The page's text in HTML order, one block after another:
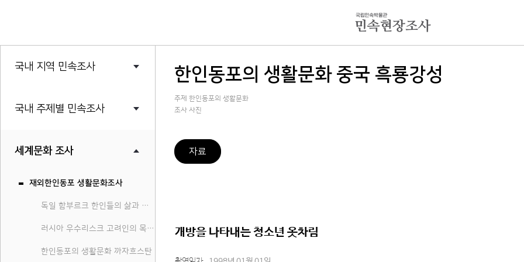
국내 지역 민속조사
국내 주제별 민속조사
세계문화 조사
재외한인동포 생활문화조사
독일 함부르크 한인들의 삶과 문화
러시아 우수리스크 고려인의 목소리
한인동포의 생활문화 까자흐스탄
한인동포의 생활문화 중국 흑룡강성
주제 한인동포의 생활문화
조사 사진
자료
개방을 나타내는 청소년 옷차림